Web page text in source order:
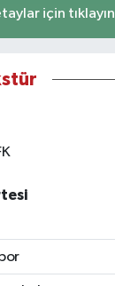
için tıklayın